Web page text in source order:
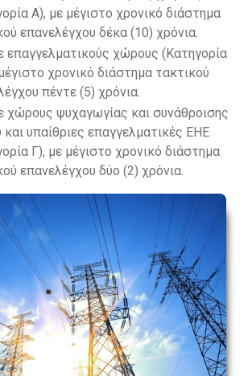
Α), με μέγιστο χρονικό διάστημα
επανελέγχου δέκα (10) χρόνια.
επαγγελματικούς χώρους (Κατηγορία
χρονικό διάστημα τακτικού
πέντε (5) χρόνια.
χώρους ψυχαγωγίας και συνάθροισης
και υπαίθριες επαγγελματικές ΕΗΕ
Γ), με μέγιστο χρονικό διάστημα
επανελέγχου δύο (2) χρόνια.